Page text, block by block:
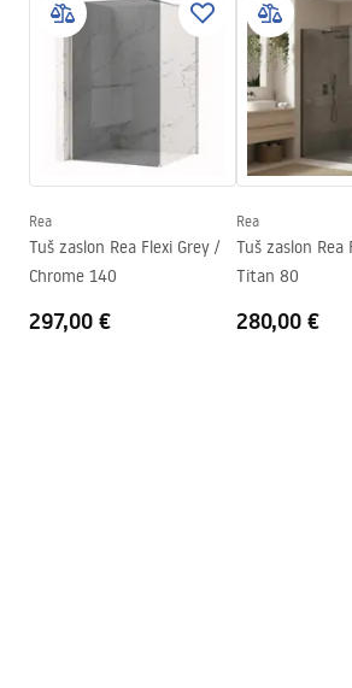
Način montaže
Podešavanje visine
Da
Min. visina
890
mm
Max. visina
1240
Ne
Podešavanje tlaka
Sustav Anti-Calc
Da
Razmak priključaka
150mm
Sigurnosne informacije
Safety_Information_Shower_set.pdf
Jamstveni uvjeti
Rea
Tuš zaslon Rea Flexi Grey /
Chrome 140
297,00 €
Rea
Tuš zaslon Rea
Titan 80
280,00 €